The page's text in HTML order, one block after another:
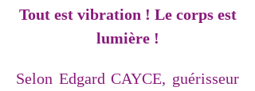
Tout est vibration ! Le corps est
lumière !
Selon Edgard CAYCE, guérisseur